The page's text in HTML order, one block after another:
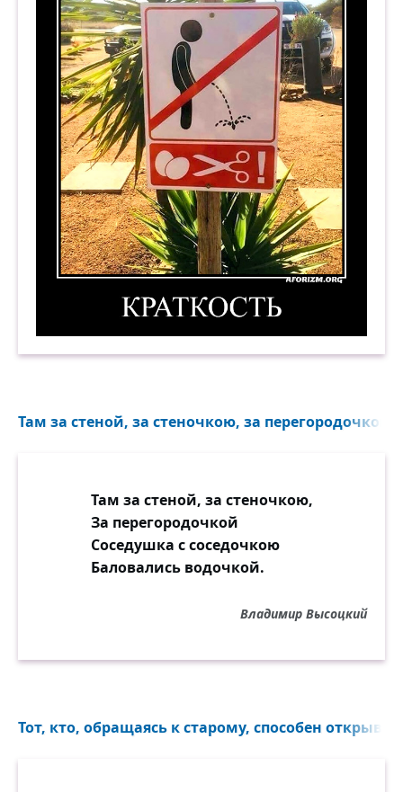
Там за стеной, за стеночкою, за перегородочкой...
Там за стеной, за стеночкою,
За перегородочкой
Соседушка с соседочкою
Баловались водочкой.
Владимир Высоцкий
Тот, кто, обращаясь к старому, способен